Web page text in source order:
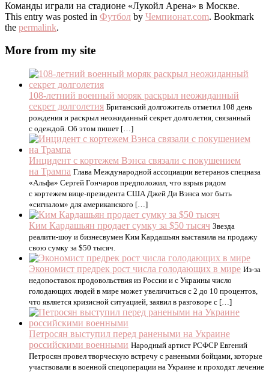
Команды играли на стадионе «Лукойл Арена» в Москве.
This entry was posted in Футбол by Чемпионат.com. Bookmark
the permalink.
More from my site
108-летний военный моряк раскрыл неожиданный
секрет долголетия Британский долгожитель отметил 108 день
рождения и раскрыл неожиданный секрет долголетия, связанный
с одеждой. Об этом пишет […]
Инцидент с кортежем Вэнса связали с покушением
на Трампа Глава Международной ассоциации ветеранов спецназа
«Альфа» Сергей Гончаров предположил, что взрыв рядом
с кортежем вице-президента США Джей Ди Вэнса мог быть
«сигналом» для американского […]
Ким Кардашьян продает сумку за $50 тысяч Звезда
реалити-шоу и бизнесвумен Ким Кардашьян выставила на продажу
свою сумку за $50 тысяч.
Экономист предрек рост числа голодающих в мире Из-за
недопоставок продовольствия из России и с Украины число
голодающих людей в мире может увеличиться с 2 до 10 процентов,
что является кризисной ситуацией, заявил в разговоре с […]
Петросян выступил перед ранеными на Украине
российскими военными Народный артист РСФСР Евгений
Петросян провел творческую встречу с ранеными бойцами, которые
участвовали в военной спецоперации на Украине и проходят лечение